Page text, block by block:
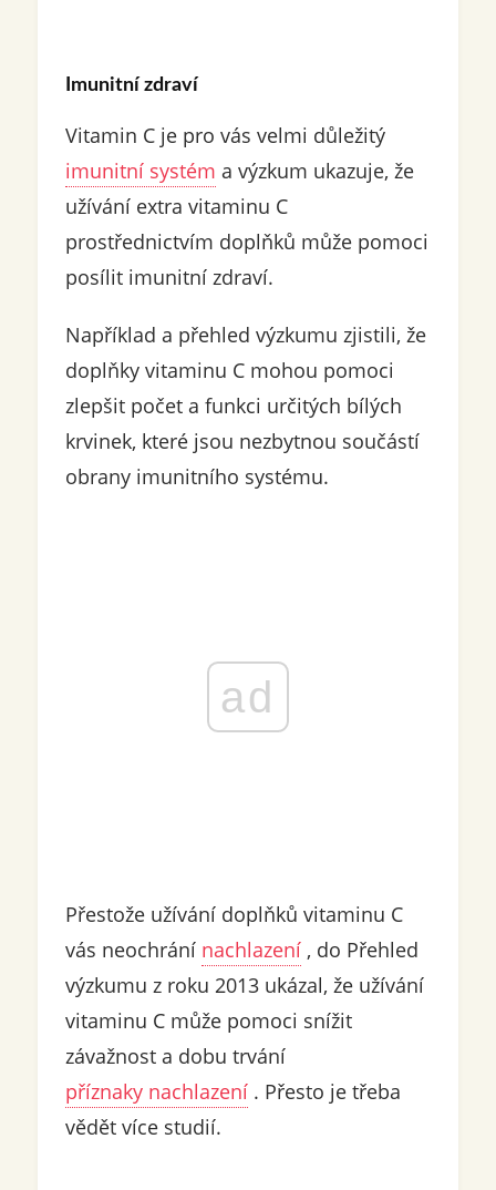
Imunitní zdraví
Vitamin C je pro vás velmi důležitý
imunitní systém a výzkum ukazuje, že
užívání extra vitaminu C
prostřednictvím doplňků může pomoci
posílit imunitní zdraví.
Například a přehled výzkumu zjistili, že
doplňky vitaminu C mohou pomoci
zlepšit počet a funkci určitých bílých
krvinek, které jsou nezbytnou součástí
obrany imunitního systému.
ad
Přestože užívání doplňků vitaminu C
vás neochrání nachlazení, do Přehled
výzkumu z roku 2013 ukázal, že užívání
vitaminu C může pomoci snížit
závažnost a dobu trvání
příznaky nachlazení. Přesto je třeba
vědět více studií.